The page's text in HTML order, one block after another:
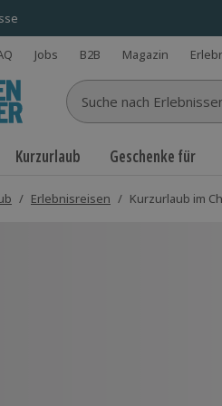
Jobs B2B Magazin
Suche nach
Kurzurlaub Geschenke für
/ Erlebnisreisen / Kurzurlaub im